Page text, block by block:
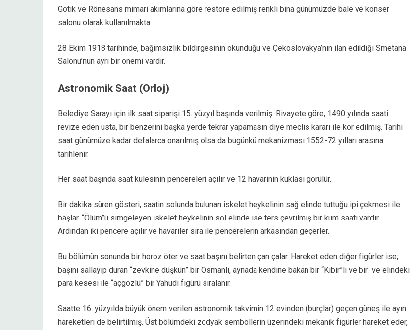
Gotik ve Rönesans mimari akımlarına göre restore edilmiş renkli bina günümüzde bale ve konser
salonu olarak kullanılmakta.
28 Ekim 1918 tarihinde, bağımsızlık bildirgesinin okunduğu ve Çekoslovakya’nın ilan edildiği Smetana
Salonu’nun ayrı bir önemi vardır.
Astronomik Saat (Orloj)
Belediye Sarayı için ilk saat siparişi 15. yüzyıl başında verilmiş. Rivayete göre, 1490 yılında saati
revize eden usta, bir benzerini başka yerde tekrar yapamasın diye meclis kararı ile kör edilmiş. Tarihi
saat günümüze kadar defalarca onarılmış olsa da bugünkü mekanizması 1552-72 yılları arasına
tarihlenir.
Her saat başında saat kulesinin pencereleri açılır ve 12 havarinin kuklası görülür.
Bir dakika süren gösteri, saatin solunda bulunan iskelet heykelinin sağ elinde tuttuğu ipi çekmesi ile
başlar. “Ölüm”ü simgeleyen iskelet heykelinin sol elinde ise ters çevrilmiş bir kum saati vardır.
Ardından iki pencere açılır ve havariler sıra ile pencerelerin arkasından geçerler.
Bu bölümün sonunda bir horoz öter ve saat başını belirten çan çalar. Hareket eden diğer figürler ise;
başını sallayıp duran “zevkine düşkün” bir Osmanlı, aynada kendine bakan bir “Kibir”li ve bir ve elindeki
para kesesi ile “açgözlü” bir Yahudi figürü sıralanır.
Saatte 16. yüzyılda büyük önem verilen astronomik takvimin 12 evinden (burçlar) geçen güneş ile ayın
hareketleri de belirtilmiş. Üst bölümdeki zodyak sembollerin üzerindeki mekanik figürler hareket eder,